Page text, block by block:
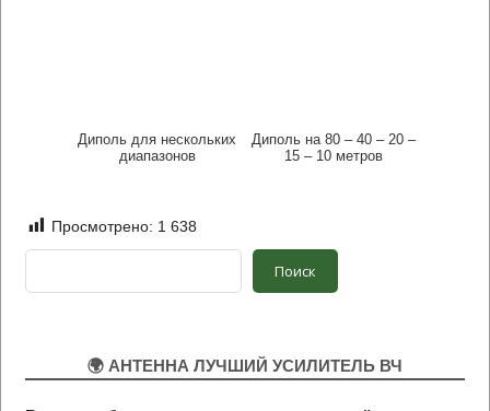
Диполь для нескольких
диапазонов
Диполь на 80 – 40 – 20 –
15 – 10 метров
Просмотрено: 1 638
Поиск
🌍 АНТЕННА ЛУЧШИЙ УСИЛИТЕЛЬ ВЧ